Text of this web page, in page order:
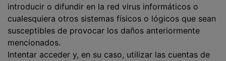
introducir o difundir en la red virus informáticos o
cualesquiera otros sistemas físicos o lógicos que sean
susceptibles de provocar los daños anteriormente
mencionados.
Intentar acceder y, en su caso, utilizar las cuentas de